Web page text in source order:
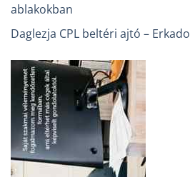
ablakokban
Daglezja CPL beltéri ajtó – Erkado